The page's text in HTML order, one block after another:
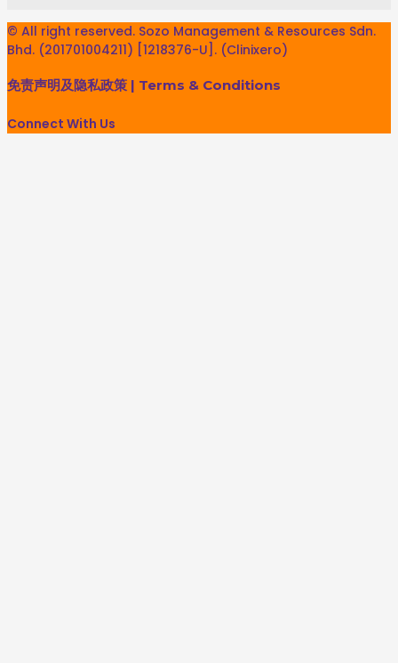
© All right reserved. Sozo Management & Resources Sdn.
Bhd. (201701004211) [1218376-U]. (Clinixero)
免责声明及隐私政策 | Terms & Conditions
Connect With Us